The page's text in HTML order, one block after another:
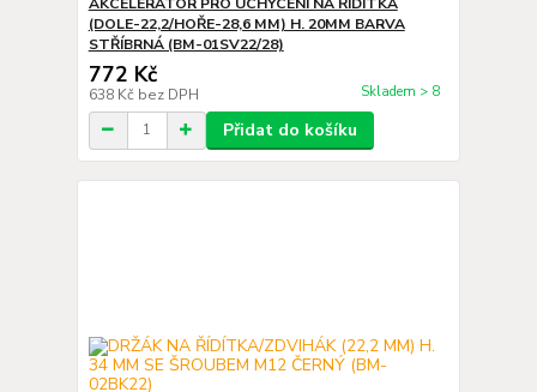
(DOLE-22,2/HOŘE-28,6 MM) H. 20MM BARVA
STŘÍBRNÁ (BM-01SV22/28)
772 Kč
638 Kč bez DPH Skladem > 8
Přidat do košíku